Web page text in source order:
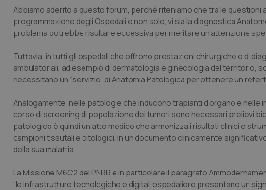
Abbiamo aderito a questo forum, perché riteniamo che tra le
programmazione degli Ospedali e non solo, vi sia la diagnostica
problema potrebbe risultare eccessiva per meritare un’attenzione
Tuttavia, in tutti gli ospedali che offrono prestazioni chirurgiche e di
ambulatoriali, ad esempio di dermatologia e ginecologia del territorio,
necessitano un “servizio” di Anatomia Patologica per ottenere un
Analogamente, nelle patologie che inducono trapianti d’organo e
corso di screening di popolazione dei tumori sono necessari prelievi
patologico è quindi un atto medico che armonizza i risultati clinici e
campioni tissutali e citologici, in un documento clinicamente
della sua malattia.
La Missione M6C2 del PNRR e in particolare il paragrafo
“le infrastrutture tecnologiche e digitali ospedaliere presentano un